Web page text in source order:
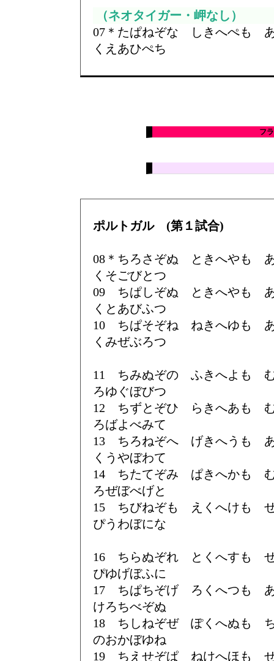
（ネオタイガー・岬なし）
07＊たぱねぞな しきへぺも
くえあひぺち
フ
ポルトガル (第１試合)
08＊ちろさぞぬ ときへやも
くそごびとつ
09 ちぱしぞぬ ときへやも
くとあびふつ
10 ちぱそぞね ねきへゆも
くみぜぶろつ
11 ちみぬぞの ふきへよも
ろゆぐぼびつ
12 ちずとぞひ らきへあも
ろばよべみて
13 ちろねぞへ げきへうも
くうやぼわて
14 ちたてぞみ ぱきへかも
ろぜぼべげと
15 ちびねぞも えくへけも
ぴうわぼにな
16 ちらぬぞれ とくへすも
ぴゆげぼふに
17 ちぱちぞげ ろくへつも
けろちべぞぬ
18 ちしねぞぜ ぽくへぬも
のおかぼゆね
19 ちえせぞぱ ねけへほも